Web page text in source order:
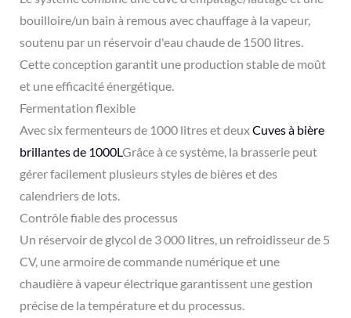
bouilloire/un bain à remous avec chauffage à la vapeur,
soutenu par un réservoir d'eau chaude de 1500 litres.
Cette conception garantit une production stable de moût
et une efficacité énergétique.
Fermentation flexible
Avec six fermenteurs de 1000 litres et deuxCuves à bière
brillantes de 1000LGrâce à ce système, la brasserie peut
gérer facilement plusieurs styles de bières et des
calendriers de lots.
Contrôle fiable des processus
Un réservoir de glycol de 3 000 litres, un refroidisseur de 5
CV, une armoire de commande numérique et une
chaudière à vapeur électrique garantissent une gestion
précise de la température et du processus.